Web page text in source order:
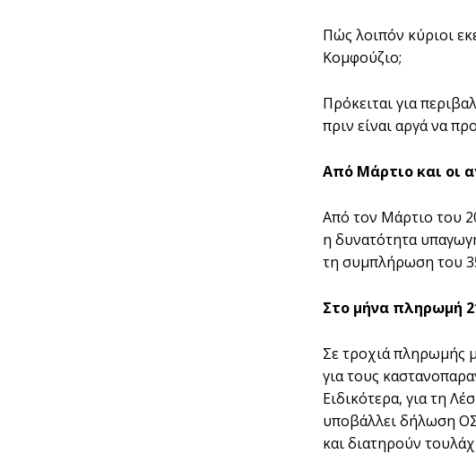
Πώς λοιπόν κύριοι
Κοµφούζιο;
Πρόκειται για
πριν είναι αργά να
Από Μάρτιο και οι
Από τον Μάρτιο του
η δυνατότητα
τη συµπλήρωση του
Στο µήνα πληρωµή
Σε τροχιά πληρωµής
για τους
Ειδικότερα, για τη
υποβάλλει δήλωση
και διατηρούν